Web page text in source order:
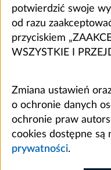
potwierdzić swoje
od razu
przyciskiem
WSZYSTKIE I
Zmiana ustawień
o ochronie danych
ochronie praw
cookies dostępne są
prywatności.